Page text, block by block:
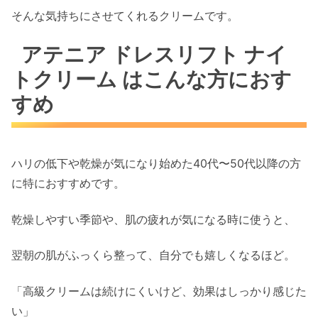
そんな気持ちにさせてくれるクリームです。
アテニア ドレスリフト ナイ
トクリーム はこんな方におす
すめ
ハリの低下や乾燥が気になり始めた40代〜50代以降の方
に特におすすめです。
乾燥しやすい季節や、肌の疲れが気になる時に使うと、
翌朝の肌がふっくら整って、自分でも嬉しくなるほど。
「高級クリームは続けにくいけど、効果はしっかり感じた
い」